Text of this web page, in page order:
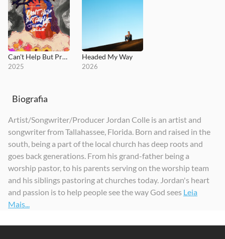
Can't Help But Praise
2025
Headed My Way
2026
Biografia
Artist/Songwriter/Producer Jordan Colle is an artist and
songwriter from Tallahassee, Florida. Born and raised in the
south, being a part of the local church has deep roots and
goes back generations. From his grand-father being a
worship pastor, to his parents serving on the worship team
and his siblings pastoring at churches today. Jordan's heart
and passion is to help people see the way God sees Leia
Mais...